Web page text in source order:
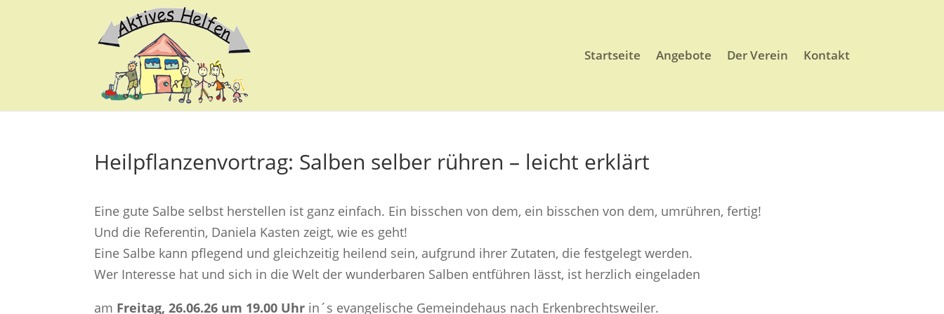
Startseite Angebote Der Verein Kontakt
Heilpflanzenvortrag: Salben selber rühren – leicht erklärt
Eine gute Salbe selbst herstellen ist ganz einfach. Ein bisschen von dem, ein bisschen von dem, umrühren, fertig!
Und die Referentin, Daniela Kasten zeigt, wie es geht!
Eine Salbe kann pflegend und gleichzeitig heilend sein, aufgrund ihrer Zutaten, die festgelegt werden.
Wer Interesse hat und sich in die Welt der wunderbaren Salben entführen lässt, ist herzlich eingeladen
am Freitag, 26.06.26 um 19.00 Uhr in´s evangelische Gemeindehaus nach Erkenbrechtsweiler.